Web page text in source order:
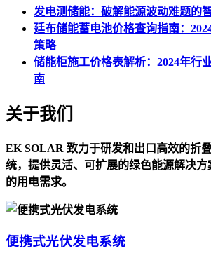
发电测储能：破解能源波动难题的
廷布储能蓄电池价格查询指南：
策略
储能柜施工价格表解析：2024年行
南
关于我们
EK SOLAR 致力于研发和出口高效的折
统，提供灵活、可扩展的绿色能源解决
的用电需求。
便携式光伏发电系统